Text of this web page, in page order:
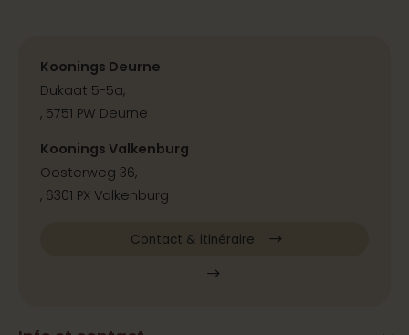
Koonings Deurne
Dukaat 5-5a,
, 5751 PW Deurne
Koonings Valkenburg
Oosterweg 36,
, 6301 PX Valkenburg
Contact & itinéraire